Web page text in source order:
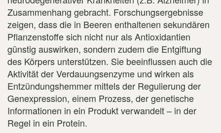
Zusammenhang gebracht. Forschungsergebnisse
zeigen, dass die in Beeren enthaltenen sekundären
Pflanzenstoffe sich nicht nur als Antioxidantien
günstig auswirken, sondern zudem die Entgiftung
des Körpers unterstützen. Sie beeinflussen auch die
Aktivität der Verdauungsenzyme und wirken als
Entzündungshemmer mittels der Regulierung der
Genexpression, einem Prozess, der genetische
Informationen in ein Produkt verwandelt – in der
Regel in ein Protein.